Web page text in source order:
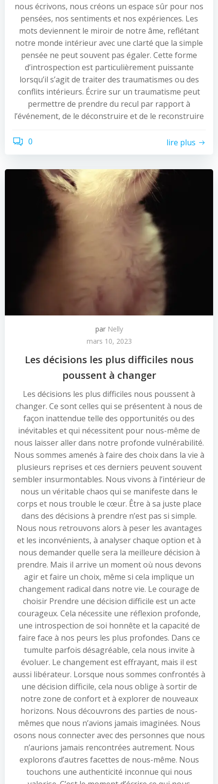
nous écrivons, nous créons un espace sûr pour nos
pensées, nos sentiments et nos expériences. Les
mots deviennent le miroir de notre âme, reflétant
notre monde intérieur avec une clarté que la simple
pensée ne peut souvent pas égaler. Cette forme
d’introspection est particulièrement puissante
lorsqu’il s’agit de traiter des traumatismes ou des
conflits intérieurs. Écrire sur un traumatisme peut
permettre de prendre du recul par rapport à
l’événement, de le déconstruire et de le reconstruire
0 lire plus
par Nelly
mars 10, 2023
Les décisions les plus difficiles nous
poussent à changer
Les décisions les plus difficiles nous poussent à
changer. Ce sont celles qui se présentent à nous de
façon inattendue telle des opportunités ou des
inévitables et qui nécessitent pour nous-même de
nous laisser aller dans notre profonde vulnérabilité.
Nous sommes amenés à faire des choix dans la vie à
plusieurs reprises et ces derniers peuvent souvent
sembler insurmontables. Nous vivons à l’intérieur de
nous un véritable chaos qui se manifeste dans le
corps et nous trouble le cœur. Être à sa juste place
dans des décisions à prendre n’est pas si simple.
Nous nous retrouvons alors à peser les avantages
et les inconvénients, à analyser chaque option et à
nous demander quelle sera la meilleure décision à
prendre. Mais il arrive un moment où nous devons
agir et faire un choix, même si cela implique un
changement radical dans notre vie. Le courage de
choisir Prendre une décision difficile est un acte
courageux. Cela nécessite une réflexion profonde,
une introspection de soi honnête et la capacité de
faire face à nos peurs les plus profondes. Dans ce
tumulte parfois désagréable, cela nous invite à
évoluer. Le changement est effrayant, mais il est
aussi libérateur. Lorsque nous sommes confrontés à
une décision difficile, cela nous oblige à sortir de
notre zone de confort et à explorer de nouveaux
horizons. Nous découvrons des parties de nous-
mêmes que nous n’avions jamais imaginées. Nous
osons nous connecter avec des personnes que nous
n’aurions jamais rencontrées autrement. Nous
explorons d’autres facettes de nous-même. Nous
touchons une authenticité inconnue qui nous